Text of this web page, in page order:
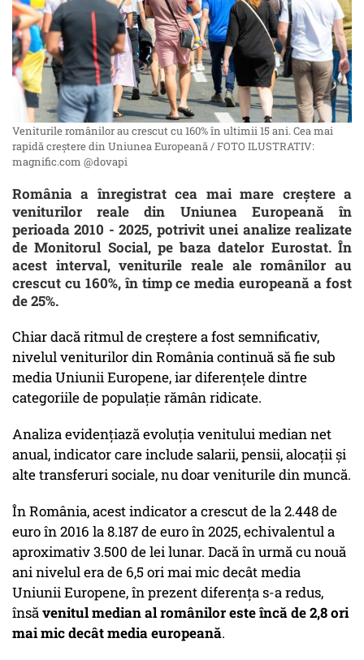
Veniturile românilor au crescut cu 160% în ultimii 15 ani. Cea mai
rapidă creştere din Uniunea Europeană / FOTO ILUSTRATIV:
magnific.com @dovapi
România a înregistrat cea mai mare creștere a
veniturilor reale din Uniunea Europeană în
perioada 2010 - 2025, potrivit unei analize realizate
de Monitorul Social, pe baza datelor Eurostat. În
acest interval, veniturile reale ale românilor au
crescut cu 160%, în timp ce media europeană a fost
de 25%.
Chiar dacă ritmul de creștere a fost semnificativ,
nivelul veniturilor din România continuă să fie sub
media Uniunii Europene, iar diferențele dintre
categoriile de populație rămân ridicate.
Analiza evidențiază evoluția venitului median net
anual, indicator care include salarii, pensii, alocații și
alte transferuri sociale, nu doar veniturile din muncă.
În România, acest indicator a crescut de la 2.448 de
euro în 2016 la 8.187 de euro în 2025, echivalentul a
aproximativ 3.500 de lei lunar. Dacă în urmă cu nouă
ani nivelul era de 6,5 ori mai mic decât media
Uniunii Europene, în prezent diferența s-a redus,
însăvenitul median al românilor este încă de 2,8 ori
mai mic decât media europeană.